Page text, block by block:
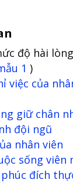
độ hài lòng
1 )
việc của
giữ chân
đội ngũ
nhân viên
sống viên
đích